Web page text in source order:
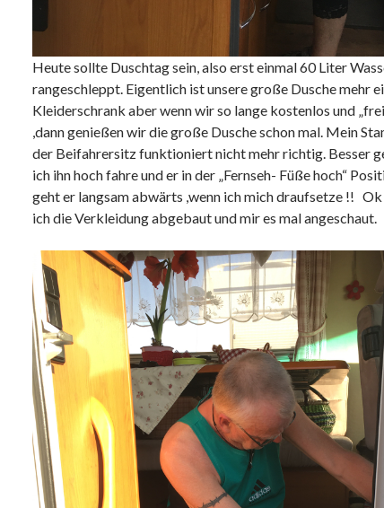
Heute sollte Duschtag sein, also erst einmal 60 Liter
rangeschleppt. Eigentlich ist unsere große Dusche mehr
Kleiderschrank aber wenn wir so lange kostenlos und
,dann genießen wir die große Dusche schon mal. Mein
der Beifahrersitz funktioniert nicht mehr richtig. Besser
ich ihn hoch fahre und er in der „Fernseh- Füße hoch“
geht er langsam abwärts ,wenn ich mich draufsetze !! Ok
ich die Verkleidung abgebaut und mir es mal angeschaut.